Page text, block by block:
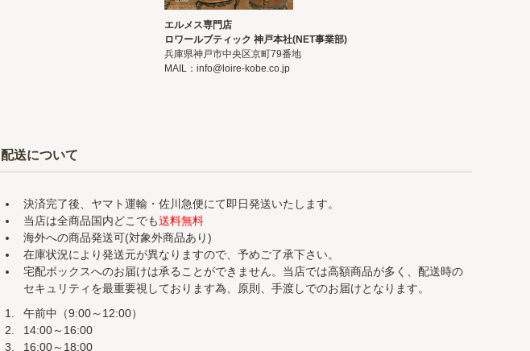
エルメス専門店
ロワールブティック 神戸本社(NET事業部)
兵庫県神戸市中央区京町79番地
MAIL：info@loire-kobe.co.jp
配送について
決済完了後、ヤマト運輸・佐川急便にて即日発送いたします。
当店は全商品国内どこでも送料無料
海外への商品発送可(対象外商品あり)
在庫状況により発送元が異なりますので、予めご了承下さい。
宅配ボックスへのお届けは承ることができません。当店では高額商品が多く、配送時の
セキュリティを最重要視しております為、原則、手渡しでのお届けとなります。
午前中（9:00～12:00）
14:00～16:00
16:00～18:00